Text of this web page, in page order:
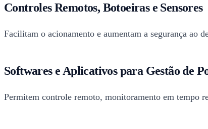
Controles Remotos, Botoeiras e Sensores
Facilitam o acionamento e aumentam a segurança ao
Softwares e Aplicativos para Gestão de
Permitem controle remoto, monitoramento em tempo